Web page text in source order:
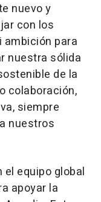
nuevo y
con los
ambición para
nuestra sólida
de la
colaboración,
siempre
nuestros
equipo global
apoyar la